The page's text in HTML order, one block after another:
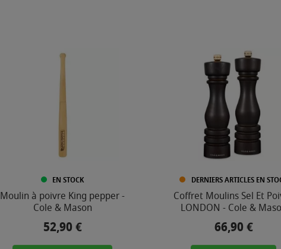
EN STOCK
Moulin à poivre King pepper -
Cole & Mason
Prix
52,90 €
DERNIERS ARTICLES EN
Coffret Moulins Sel Et
LONDON - Cole &
Prix
66,90 €